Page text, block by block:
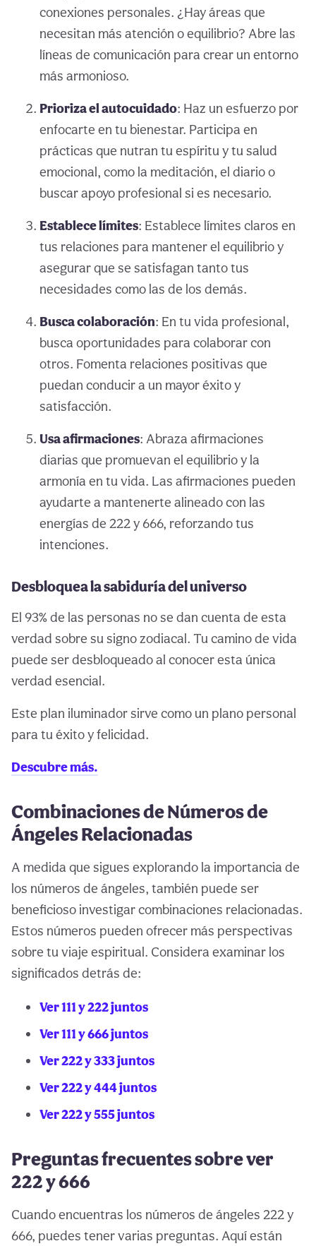
conexiones personales. ¿Hay áreas que
necesitan más atención o equilibrio? Abre las
líneas de comunicación para crear un entorno
más armonioso.
Prioriza el autocuidado: Haz un esfuerzo por
enfocarte en tu bienestar. Participa en
prácticas que nutran tu espíritu y tu salud
emocional, como la meditación, el diario o
buscar apoyo profesional si es necesario.
Establece límites: Establece límites claros en
tus relaciones para mantener el equilibrio y
asegurar que se satisfagan tanto tus
necesidades como las de los demás.
Busca colaboración: En tu vida profesional,
busca oportunidades para colaborar con
otros. Fomenta relaciones positivas que
puedan conducir a un mayor éxito y
satisfacción.
Usa afirmaciones: Abraza afirmaciones
diarias que promuevan el equilibrio y la
armonía en tu vida. Las afirmaciones pueden
ayudarte a mantenerte alineado con las
energías de 222 y 666, reforzando tus
intenciones.
Desbloquea la sabiduría del universo
El 93% de las personas no se dan cuenta de esta
verdad sobre su signo zodiacal. Tu camino de vida
puede ser desbloqueado al conocer esta única
verdad esencial.
Este plan iluminador sirve como un plano personal
para tu éxito y felicidad.
Descubre más.
Combinaciones de Números de
Ángeles Relacionadas
A medida que sigues explorando la importancia de
los números de ángeles, también puede ser
beneficioso investigar combinaciones relacionadas.
Estos números pueden ofrecer más perspectivas
sobre tu viaje espiritual. Considera examinar los
significados detrás de:
Ver 111 y 222 juntos
Ver 111 y 666 juntos
Ver 222 y 333 juntos
Ver 222 y 444 juntos
Ver 222 y 555 juntos
Preguntas frecuentes sobre ver
222 y 666
Cuando encuentras los números de ángeles 222 y
666, puedes tener varias preguntas. Aquí están